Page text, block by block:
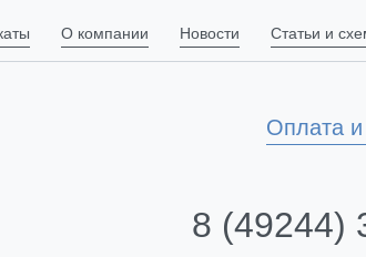
О компании Новости Статьи и
Оплата и
8 (49244)